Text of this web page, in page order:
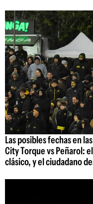
Las posibles fechas en
City Torque vs Peñarol:
clásico, y el ciudadano